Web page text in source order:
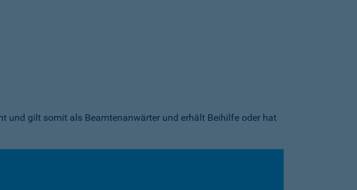
und gilt somit als Beamtenanwärter und erhält Beihilfe oder hat